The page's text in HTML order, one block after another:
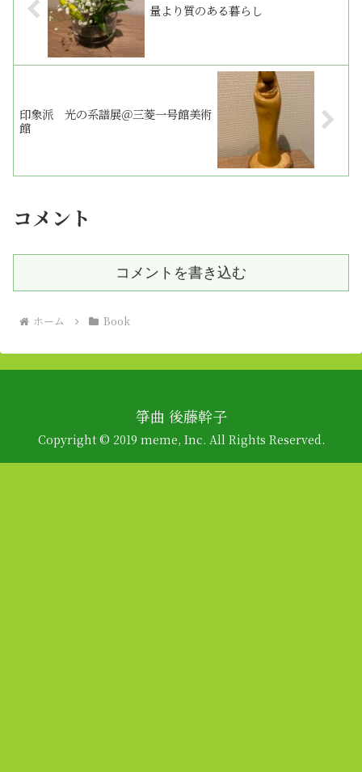
量より質のある暮らし
印象派 光の系譜展＠三菱一号館美術
館
コメント
コメントを書き込む
ホーム Book
箏曲 後藤幹子
Copyright © 2019 meme, Inc. All Rights Reserved.